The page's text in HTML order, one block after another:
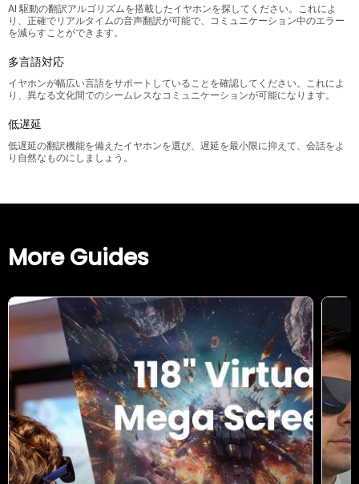
AI 駆動の翻訳アルゴリズムを搭載したイヤホンを探してください。これによ
り、正確でリアルタイムの音声翻訳が可能で、コミュニケーション中のエラー
を減らすことができます。
多言語対応
イヤホンが幅広い言語をサポートしていることを確認してください。これによ
り、異なる文化間でのシームレスなコミュニケーションが可能になります。
低遅延
低遅延の翻訳機能を備えたイヤホンを選び、遅延を最小限に抑えて、会話をよ
り自然なものにしましょう。
More Guides